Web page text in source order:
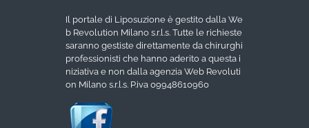
Il portale di Liposuzione è gestito dalla We
b Revolution Milano s.r.l.s. Tutte le richieste
saranno gestiste direttamente da chirurghi
professionisti che hanno aderito a questa i
niziativa e non dalla agenzia Web Revoluti
on Milano s.r.l.s. P.iva 09948610960